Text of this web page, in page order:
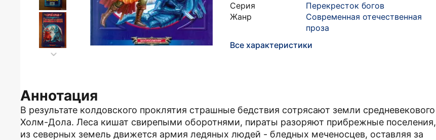
Серия
Перекресток богов
Жанр
Современная отечественная
проза
Все характеристики
Аннотация
В результате колдовского проклятия страшные бедствия сотрясают земли средневекового
Холм-Дола. Леса кишат свирепыми оборотнями, пираты разоряют прибрежные поселения,
из северных земель движется армия ледяных людей - бледных меченосцев, оставляя за